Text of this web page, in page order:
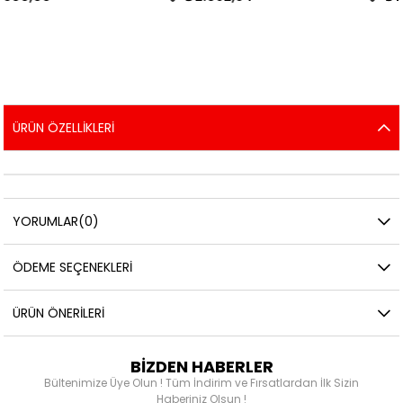
ÜRÜN ÖZELLIKLERI
YORUMLAR(0)
ÖDEME SEÇENEKLERI
ÜRÜN ÖNERILERI
BİZDEN HABERLER
Bültenimize Üye Olun ! Tüm İndirim ve Fırsatlardan İlk Sizin
Haberiniz Olsun !